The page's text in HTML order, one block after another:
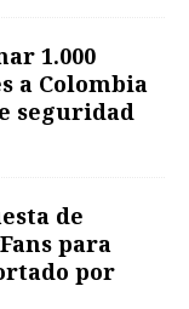
1.000
a Colombia
seguridad
de
para
por